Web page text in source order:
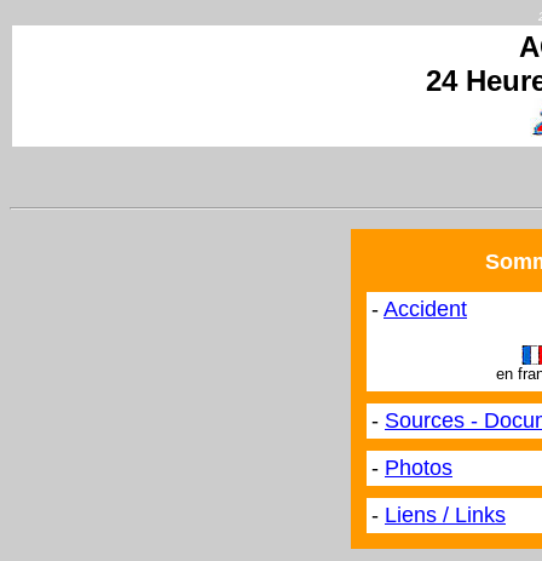
24
- Accident
en
- Sources -
- Photos
- Liens / Links